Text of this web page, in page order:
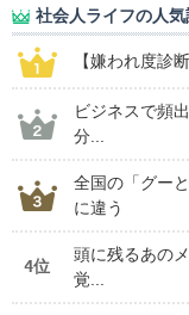
社会人ライフの人
【嫌われ度診
ビジネスで頻
分...
全国の「グー
に違う
4位
頭に残るあの
覚...